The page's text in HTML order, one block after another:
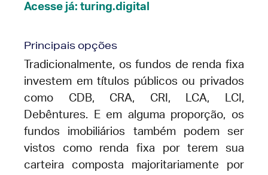
Acesse já: turing.digital
Principais opções
Tradicionalmente, os fundos de renda fixa
investem em títulos públicos ou privados
como CDB, CRA, CRI, LCA, LCI,
Debêntures. E em alguma proporção, os
fundos imobiliários também podem ser
vistos como renda fixa por terem sua
carteira composta majoritariamente por